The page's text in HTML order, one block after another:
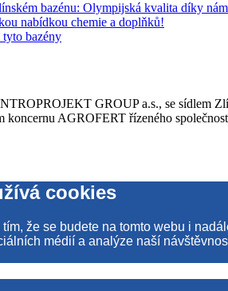
bazénu: Olympijská kvalita díky
nabídkou chemie a doplňků!
bazény
GROUP a.s., se sídlem
AGROFERT řízeného
cookies
že se budete na tomto webu i
médií a analýze naší